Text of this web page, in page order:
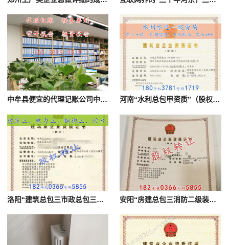
中牟县便宜的代理记账公司中牟县代理记账裕 河南“水利总包甲资质”（股权）出让有现成安许安许刚延期
洛阳“建筑总包三市政总包三装修专包一防水一级”转让股权包迁包变 安阳“房建总包三消防二级装修专包二防水专包一”转让股权包变更